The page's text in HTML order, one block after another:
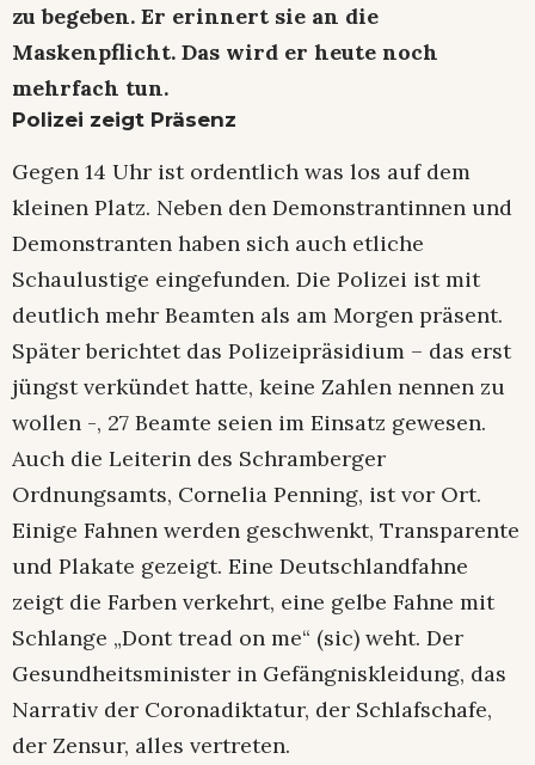
zu begeben. Er erinnert sie an die
Maskenpflicht. Das wird er heute noch
mehrfach tun.
Polizei zeigt Präsenz
Gegen 14 Uhr ist ordentlich was los auf dem
kleinen Platz. Neben den Demonstrantinnen und
Demonstranten haben sich auch etliche
Schaulustige eingefunden. Die Polizei ist mit
deutlich mehr Beamten als am Morgen präsent.
Später berichtet das Polizeipräsidium – das erst
jüngst verkündet hatte, keine Zahlen nennen zu
wollen -, 27 Beamte seien im Einsatz gewesen.
Auch die Leiterin des Schramberger
Ordnungsamts, Cornelia Penning, ist vor Ort.
Einige Fahnen werden geschwenkt, Transparente
und Plakate gezeigt. Eine Deutschlandfahne
zeigt die Farben verkehrt, eine gelbe Fahne mit
Schlange „Dont tread on me“ (sic) weht. Der
Gesundheitsminister in Gefängniskleidung, das
Narrativ der Coronadiktatur, der Schlafschafe,
der Zensur, alles vertreten.